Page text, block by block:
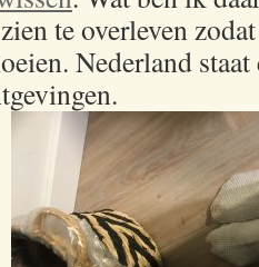
te overleven
Nederland